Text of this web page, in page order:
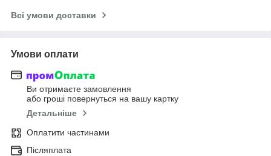
Всі умови доставки
Умови оплати
Ви отримаєте замовлення
або гроші повернуться на вашу картку
Детальніше
Оплатити частинами
Післяплата